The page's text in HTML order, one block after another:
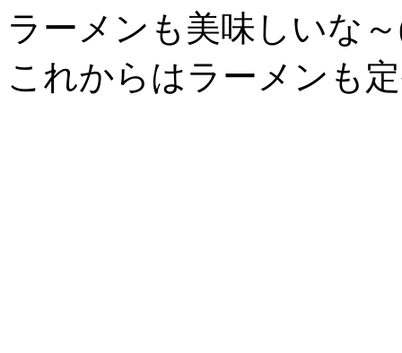
ラーメンも美味しいな
これからはラーメンも